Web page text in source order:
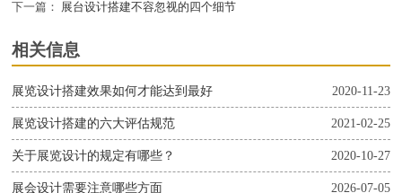
下一篇：
展台设计搭建不容忽视的四个细节
相关信息
2020-11-23
展览设计搭建效果如何才能达到最好
2021-02-25
展览设计搭建的六大评估规范
2020-10-27
关于展览设计的规定有哪些？
2026-07-05
展会设计需要注意哪些方面